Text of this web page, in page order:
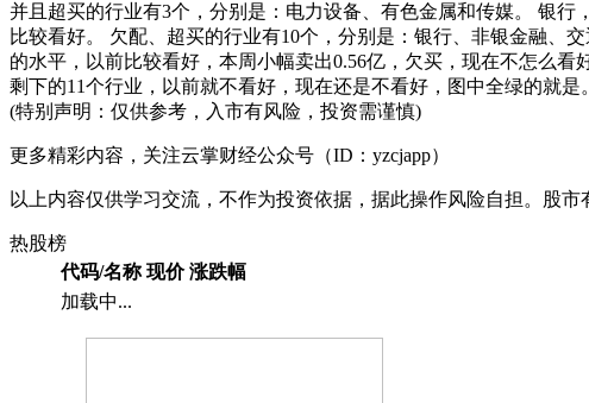
并且超买的行业有3个，分别是：电力设备、有色金属和传媒。 银行
比较看好。 欠配、超买的行业有10个，分别是：银行、非银金融、
的水平，以前比较看好，本周小幅卖出0.56亿，欠买，现在不怎么
剩下的11个行业，以前就不看好，现在还是不看好，图中全绿的就是。
(特别声明：仅供参考，入市有风险，投资需谨慎)
更多精彩内容，关注云掌财经公众号（ID：yzcjapp）
以上内容仅供学习交流，不作为投资依据，据此操作风险自担。股市
热股榜
代码/名称 现价 涨跌幅
加载中...